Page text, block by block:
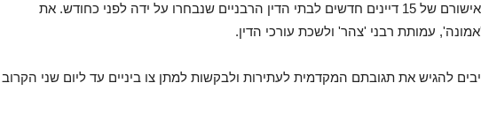
בדרישה לפסול את את אישורם של 15 דיינים חדשים לבתי הדין הרבניים שנבחרו על ידה לפני כחודש. את
עמותת רבני 'צהר' ולשכת עורכי הדין.
להגיש את תגובתם המקדמית לעתירות ולבקשות למתן צו ביניים עד ליום שני הקרוב